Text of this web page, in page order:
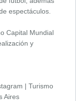
espectáculos.
Capital Mundial
y
| Turismo
Aires